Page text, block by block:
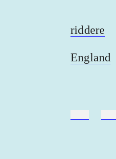
riddere
England